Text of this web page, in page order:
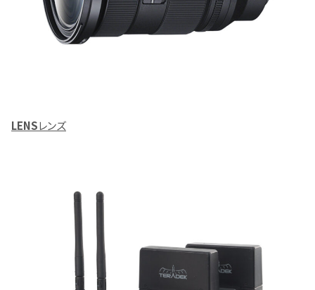
LENSレンズ